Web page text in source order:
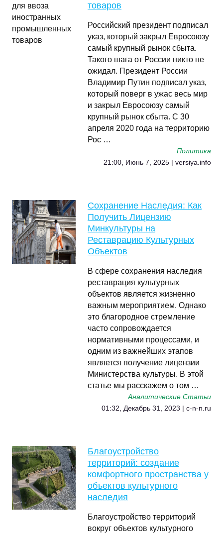
товаров
Российский президент подписал
указ, который закрыл Евросоюзу
самый крупный рынок сбыта.
Такого шага от России никто не
ожидал. Президент России
Владимир Путин подписал указ,
который поверг в ужас весь мир
и закрыл Евросоюзу самый
крупный рынок сбыта. С 30
апреля 2020 года на территорию
Рос …
Политика
21:00, Июнь 7, 2025 | versiya.info
Сохранение Наследия: Как
Получить Лицензию
Минкультуры на
Реставрацию Культурных
Объектов
В сфере сохранения наследия
реставрация культурных
объектов является жизненно
важным мероприятием. Однако
это благородное стремление
часто сопровождается
нормативными процессами, и
одним из важнейших этапов
является получение лицензии
Министерства культуры. В этой
статье мы расскажем о том …
Аналитические Статьи
01:32, Декабрь 31, 2023 | c-n-n.ru
Благоустройство
территорий: создание
комфортного пространства у
объектов культурного
наследия
Благоустройство территорий
вокруг объектов культурного